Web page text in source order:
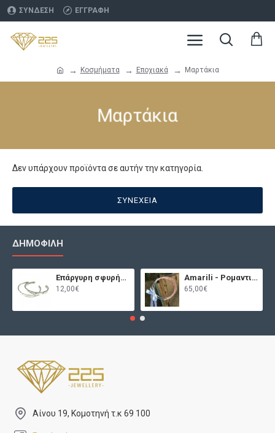
ΣΎΝΔΕΣΗ ΕΓΓΡΑΦΉ
Κοσμήματα Εποχιακά Μαρτάκια
Μαρτάκια
Δεν υπάρχουν προϊόντα σε αυτήν την κατηγορία.
ΣΥΝΈΧΕΙΑ
ΔΗΜΟΦΙΛΉ
Επάργυρη σφυρήλατη χειροπέδα
12,00€
Amarili - Ρομαντικά στέφανα γάμου
65,00€
Αίνου 19, Κομοτηνή τ.κ 69 100